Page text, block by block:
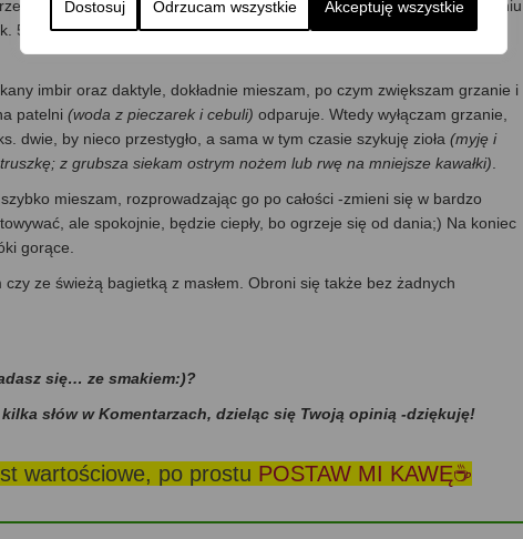
Dostosuj Odrzucam wszystkie Akceptuję wszystkie
i solą, po czym przykrywam i duszę pod przykryciem na małym ogniu
5 minut bez podnoszenia pokrywki, potem sprawdzam, mieszam,
imbir oraz daktyle, dokładnie mieszam, po czym zwiększam grzanie i
patelni (woda z pieczarek i cebuli) odparuje. Wtedy wyłączam grzanie,
dwie, by nieco przestygło, a sama w tym czasie szykuję zioła (myję i
z grubsza siekam ostrym nożem lub rwę na mniejsze kawałki).
mieszam, rozprowadzając go po całości -zmieni się w bardzo
ale spokojnie, będzie ciepły, bo ogrzeje się od dania;) Na koniec
gorące.
ze świeżą bagietką z masłem. Obroni się także bez żadnych
się… ze smakiem:)?
słów w Komentarzach, dzieląc się Twoją opinią -dziękuję!
wartościowe, po prostu POSTAW MI KAWĘ☕